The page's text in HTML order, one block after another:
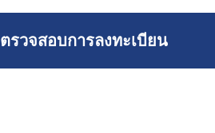
ตรวจสอบการลงทะเบียน